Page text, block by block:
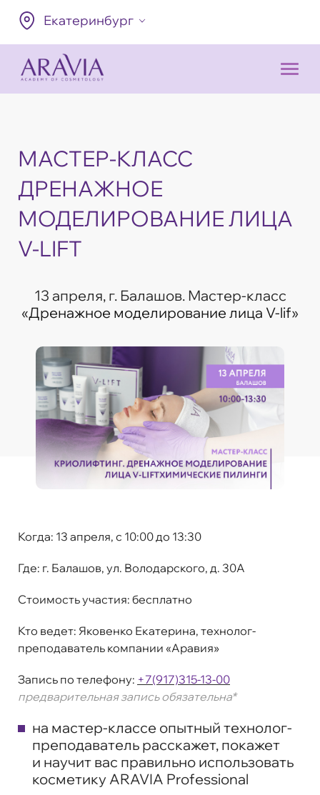
Екатеринбург
МАСТЕР-КЛАСС
ДРЕНАЖНОЕ
МОДЕЛИРОВАНИЕ ЛИЦА
V-LIFT
13 апреля, г. Балашов. Мастер-класс
«Дренажное моделирование лица V-lif»
Когда: 13 апреля, с 10:00 до 13:30
Где: г. Балашов, ул. Володарского, д. 30А
Стоимость участия: бесплатно
Кто ведет: Яковенко Екатерина, технолог-
преподаватель компании «Аравия»
Запись по телефону: +7(917)315-13-00
предварительная запись обязательна*
на мастер-классе опытный технолог-
преподаватель расскажет, покажет
и научит вас правильно использовать
косметику ARAVIA Professional